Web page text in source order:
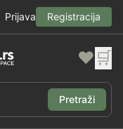
Prijava Registracija
❤️ 🛒
Pretraži